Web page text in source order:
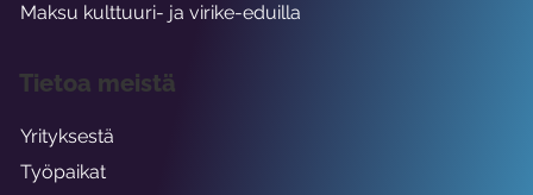
Maksu kulttuuri- ja virike-eduilla
Tietoa meistä
Yrityksestä
Työpaikat